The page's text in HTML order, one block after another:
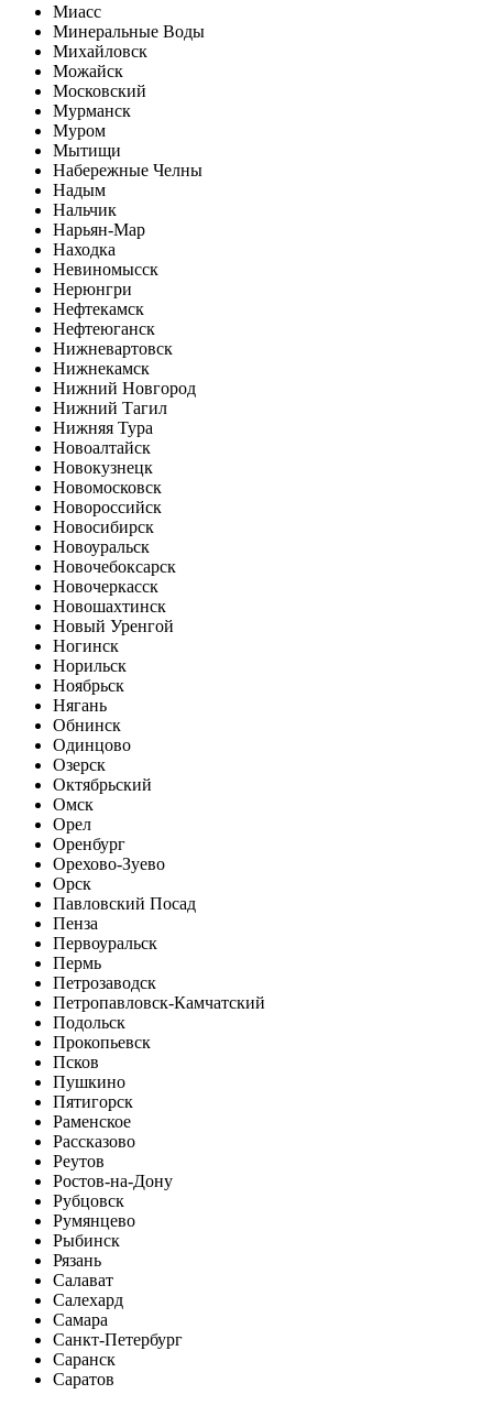
Миасс
Минеральные Воды
Михайловск
Можайск
Московский
Мурманск
Муром
Мытищи
Набережные Челны
Надым
Нальчик
Нарьян-Мар
Находка
Невиномысск
Нерюнгри
Нефтекамск
Нефтеюганск
Нижневартовск
Нижнекамск
Нижний Новгород
Нижний Тагил
Нижняя Тура
Новоалтайск
Новокузнецк
Новомосковск
Новороссийск
Новосибирск
Новоуральск
Новочебоксарск
Новочеркасск
Новошахтинск
Новый Уренгой
Ногинск
Норильск
Ноябрьск
Нягань
Обнинск
Одинцово
Озерск
Октябрьский
Омск
Орел
Оренбург
Орехово-Зуево
Орск
Павловский Посад
Пенза
Первоуральск
Пермь
Петрозаводск
Петропавловск-Камчатский
Подольск
Прокопьевск
Псков
Пушкино
Пятигорск
Раменское
Рассказово
Реутов
Ростов-на-Дону
Рубцовск
Румянцево
Рыбинск
Рязань
Салават
Салехард
Самара
Санкт-Петербург
Саранск
Саратов